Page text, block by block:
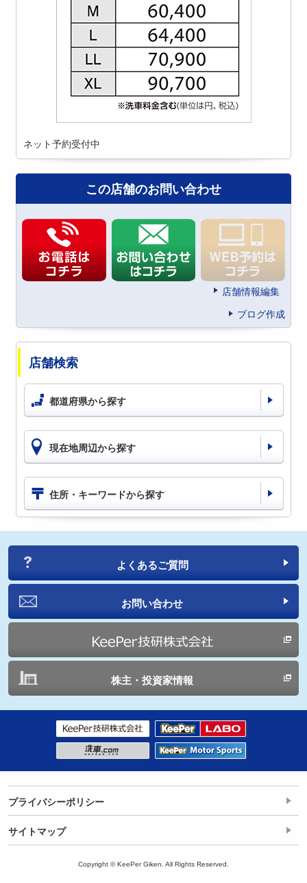
ネット予約受付中
この店舗のお問い合わせ
店舗情報編集
ブログ作成
店舗検索
都道府県から探す
現在地周辺から探す
住所・キーワードから探す
よくあるご質問
お問い合わせ
株主・投資家情報
プライバシーポリシー
サイトマップ
Copyright © KeePer Giken. All Rights Reserved.